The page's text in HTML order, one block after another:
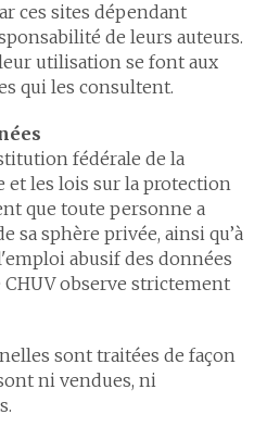
ces sites dépendant
de leurs auteurs.
leur utilisation se font aux
qui les consultent.
fédérale de la
et les lois sur la protection
que toute personne a
sa sphère privée, ainsi qu’à
abusif des données
observe strictement
sont traitées de façon
ni vendues, ni